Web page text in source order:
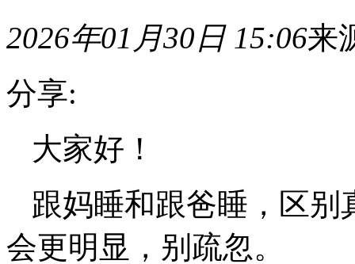
2026年01月30日 15:06来
分享:
大家好！
跟妈睡和跟爸睡，区
会更明显，别疏忽。